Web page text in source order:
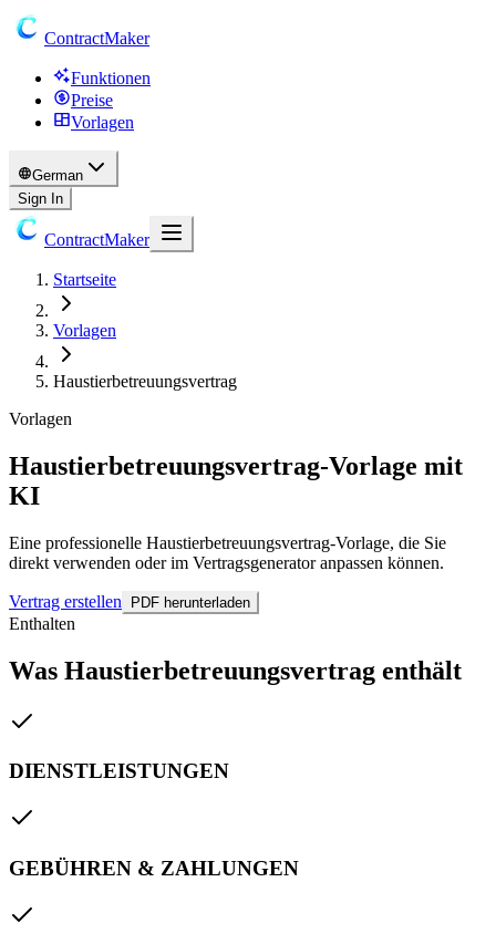
ContractMaker
Funktionen
Preise
Vorlagen
German
Sign In
ContractMaker
Startseite
Vorlagen
Haustierbetreuungsvertrag
Vorlagen
Haustierbetreuungsvertrag-Vorlage mit
KI
Eine professionelle Haustierbetreuungsvertrag-Vorlage, die Sie
direkt verwenden oder im Vertragsgenerator anpassen können.
Vertrag erstellen PDF herunterladen
Enthalten
Was Haustierbetreuungsvertrag enthält
DIENSTLEISTUNGEN
GEBÜHREN & ZAHLUNGEN